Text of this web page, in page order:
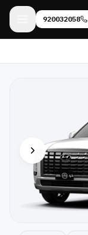
920032058